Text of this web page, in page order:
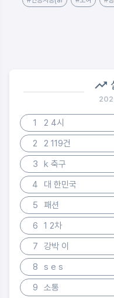
1
2 4시
2
2 119건
3
k 축구
4
대 한민국
5
패션
6
1 2차
7
강박 이
8
s e s
9
소통